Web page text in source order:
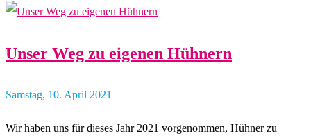
Unser Weg zu eigenen Hühnern
Samstag, 10. April 2021
Wir haben uns für dieses Jahr 2021 vorgenommen, Hühner zu